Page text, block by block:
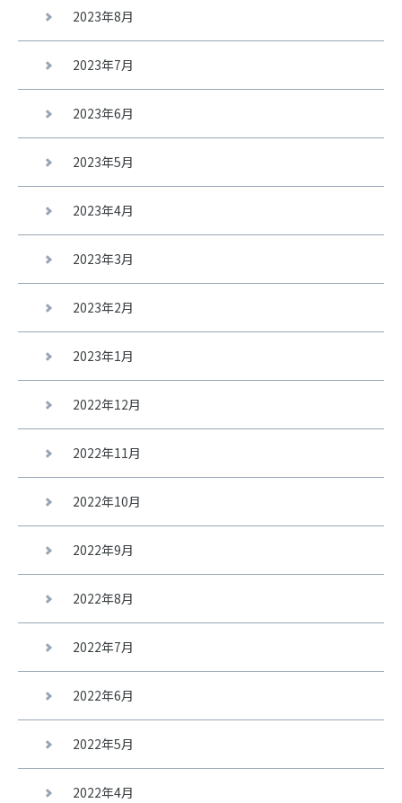
2023年8月
2023年7月
2023年6月
2023年5月
2023年4月
2023年3月
2023年2月
2023年1月
2022年12月
2022年11月
2022年10月
2022年9月
2022年8月
2022年7月
2022年6月
2022年5月
2022年4月